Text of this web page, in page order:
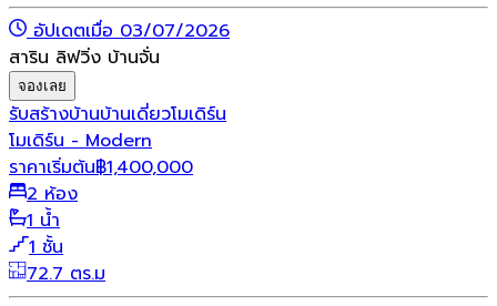
อัปเดตเมื่อ 03/07/2026
สาริน ลิฟวิ่ง บ้านจั่น
จองเลย
รับสร้างบ้านบ้านเดี่ยวโมเดิร์น
โมเดิร์น - Modern
ราคาเริ่มต้น฿1,400,000
2 ห้อง
1 น้ำ
1 ชั้น
72.7 ตร.ม